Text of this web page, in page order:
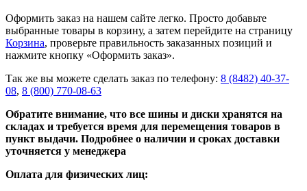
Оформить заказ на нашем сайте легко. Просто добавьте
выбранные товары в корзину, а затем перейдите на страницу
Корзина, проверьте правильность заказанных позиций и
нажмите кнопку «Оформить заказ».
Так же вы можете сделать заказ по телефону: 8 (8482) 40-37-
08, 8 (800) 770-08-63
Обратите внимание, что все шины и диски хранятся на
складах и требуется время для перемещения товаров в
пункт выдачи. Подробнее о наличии и сроках доставки
уточняется у менеджера
Оплата для физических лиц: